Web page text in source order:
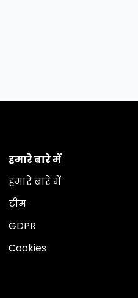
हमारे बारे में
हमारे बारे में
टीम
GDPR
Cookies